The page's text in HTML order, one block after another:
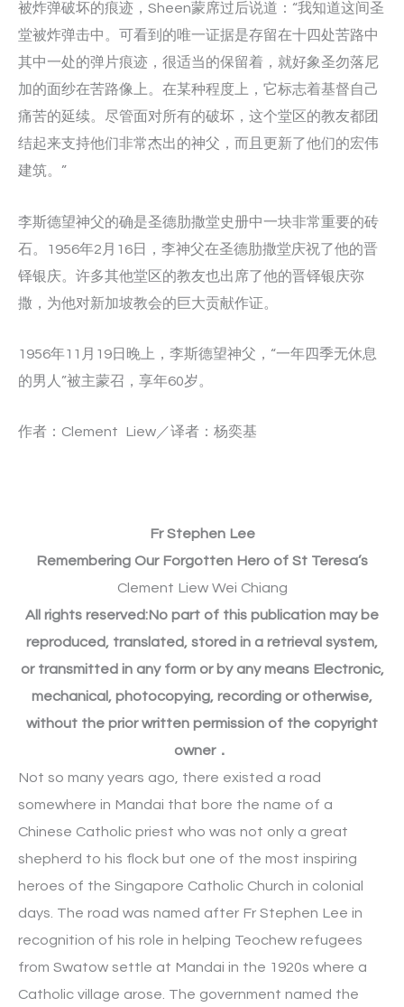
被炸弹破坏的痕迹，Sheen蒙席过后说道：“我知道这间圣
堂被炸弹击中。可看到的唯一证据是存留在十四处苦路中
其中一处的弹片痕迹，很适当的保留着，就好象圣勿落尼
加的面纱在苦路像上。在某种程度上，它标志着基督自己
痛苦的延续。尽管面对所有的破坏，这个堂区的教友都团
结起来支持他们非常杰出的神父，而且更新了他们的宏伟
建筑。”
李斯德望神父的确是圣德肋撒堂史册中一块非常重要的砖
石。1956年2月16日，李神父在圣德肋撒堂庆祝了他的晋
铎银庆。许多其他堂区的教友也出席了他的晋铎银庆弥
撒，为他对新加坡教会的巨大贡献作证。
1956年11月19日晚上，李斯德望神父，“一年四季无休息
的男人”被主蒙召，享年60岁。
作者：Clement Liew／译者：杨奕基
Fr Stephen Lee
Remembering Our Forgotten Hero of St Teresa’s
Clement Liew Wei Chiang
All rights reserved:No part of this publication may be
reproduced, translated, stored in a retrieval system,
or transmitted in any form or by any means Electronic,
mechanical, photocopying, recording or otherwise,
without the prior written permission of the copyright
owner．
Not so many years ago, there existed a road
somewhere in Mandai that bore the name of a
Chinese Catholic priest who was not only a great
shepherd to his flock but one of the most inspiring
heroes of the Singapore Catholic Church in colonial
days. The road was named after Fr Stephen Lee in
recognition of his role in helping Teochew refugees
from Swatow settle at Mandai in the 1920s where a
Catholic village arose. The government named the